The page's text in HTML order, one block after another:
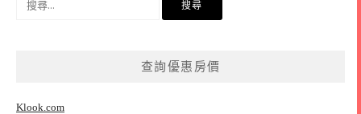
查詢優惠房價
Klook.com